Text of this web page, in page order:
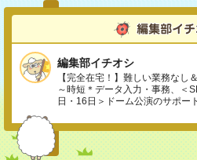
編集部イチオシ
【完全在宅！】難しい業務なし
～時短＊データ入力・事務、＜
日・16日＞ドーム公演のサポー